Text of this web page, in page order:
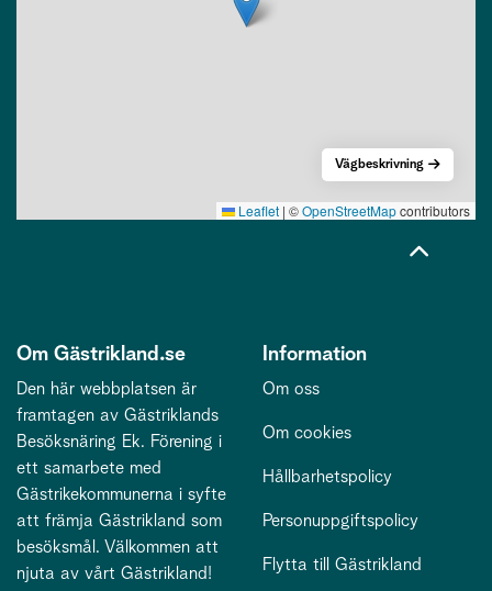
Leaflet | ©OpenStreetMapcontributors
Vägbeskrivning
Om Gästrikland.se
Den här webbplatsen är
framtagen av Gästriklands
Besöksnäring Ek. Förening i
ett samarbete med
Gästrikekommunerna i syfte
att främja Gästrikland som
besöksmål. Välkommen att
njuta av vårt Gästrikland!
Information
Om oss
Om cookies
Hållbarhetspolicy
Personuppgiftspolicy
Flytta till Gästrikland